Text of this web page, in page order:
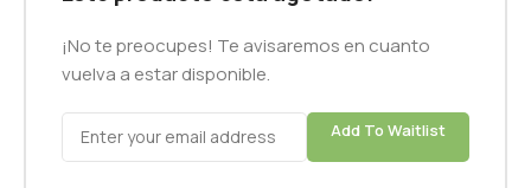
¡No te preocupes! Te avisaremos en cuanto
vuelva a estar disponible.
Add To Waitlist